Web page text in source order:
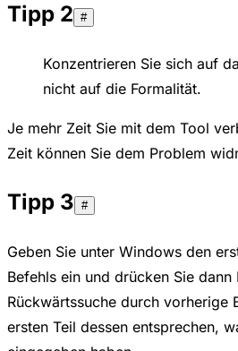
Tipp 2 #
Konzentrieren Sie sich auf
nicht auf die Formalität.
Je mehr Zeit Sie mit dem Tool
Zeit können Sie dem Problem
Tipp 3 #
Geben Sie unter Windows den
Befehls ein und drücken Sie
Rückwärtssuche durch vorherige
ersten Teil dessen entsprechen,